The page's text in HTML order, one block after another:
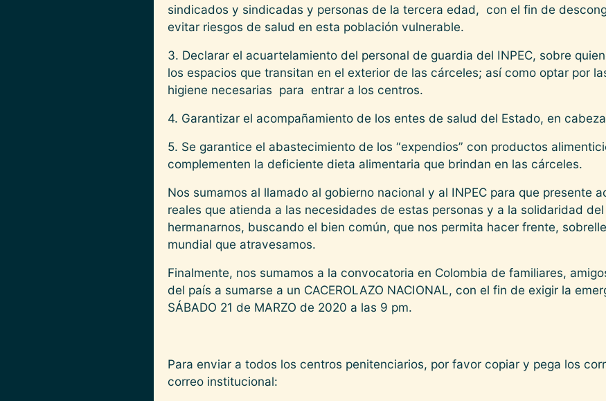
sindicados y sindicadas y personas de la tercera edad, con el fin de
evitar riesgos de salud en esta población vulnerable.
3. Declarar el acuartelamiento del personal de guardia del INPEC, sobre
los espacios que transitan en el exterior de las cárceles; así como optar por
higiene necesarias para entrar a los centros.
4. Garantizar el acompañamiento de los entes de salud del Estado, en
5. Se garantice el abastecimiento de los “expendios” con productos
complementen la deficiente dieta alimentaria que brindan en las cárceles.
Nos sumamos al llamado al gobierno nacional y al INPEC para que presente
reales que atienda a las necesidades de estas personas y a la solidaridad
hermanarnos, buscando el bien común, que nos permita hacer frente,
mundial que atravesamos.
Finalmente, nos sumamos a la convocatoria en Colombia de familiares,
del país a sumarse a un CACEROLAZO NACIONAL, con el fin de exigir la
SÁBADO 21 de MARZO de 2020 a las 9 pm.
Para enviar a todos los centros penitenciarios, por favor copiar y pega los
correo institucional: